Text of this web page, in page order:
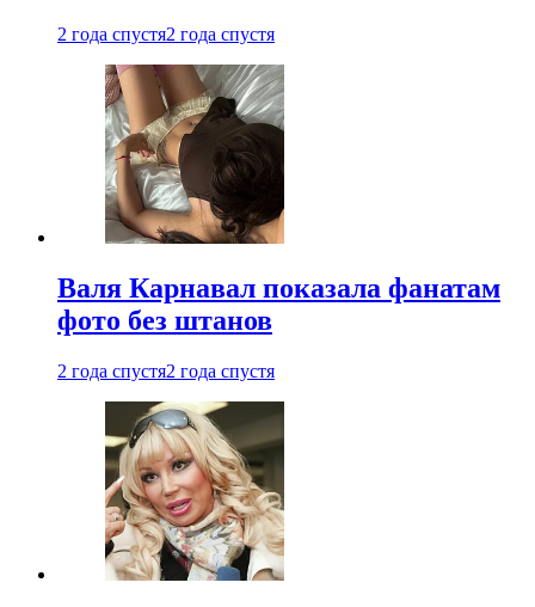
2 года спустя2 года спустя
Валя Карнавал показала фанатам
фото без штанов
2 года спустя2 года спустя